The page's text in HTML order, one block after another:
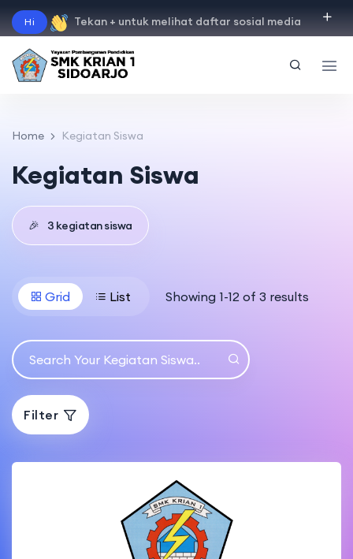
Hi Tekan + untuk melihat daftar sosial media
" instagram" " facebook
Home Kegiatan Siswa
Kegiatan Siswa
🎉 3 kegiatan siswa
Grid List Showing 1-12 of 3 results
Filter